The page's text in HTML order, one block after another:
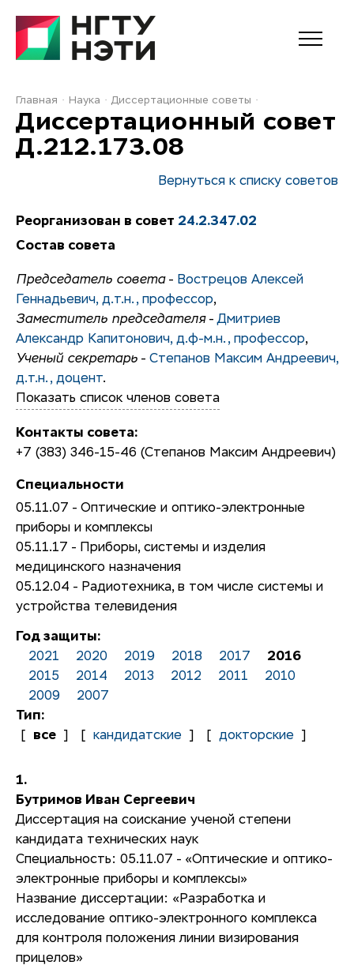
Главная Наука Диссертационные советы
Диссертационный совет
Д.212.173.08
Вернуться к списку советов
Реорганизован в совет 24.2.347.02
Состав совета
Председатель совета- Вострецов Алексей
Геннадьевич, д.т.н., профессор,
Заместитель председателя-Дмитриев
Александр Капитонович, д.ф-м.н., профессор,
Ученый секретарь - Степанов Максим Андреевич,
д.т.н., доцент.
Показать список членов совета
Контакты совета:
+7 (383) 346-15-46 (Степанов Максим Андреевич)
Специальности
05.11.07 - Оптические и оптико-электронные
приборы и комплексы
05.11.17 - Приборы, системы и изделия
медицинского назначения
05.12.04 - Радиотехника, в том числе системы и
устройства телевидения
Год защиты:
2021
2020 2019 2018 2017
2016
2015
2014 2013 2012 2011
2010
2009
2007
Тип:
все кандидатские докторские
Бутримов Иван Сергеевич
Диссертация на соискание ученой степени
кандидата технических наук
Специальность: 05.11.07 - «Оптические и оптико-
электронные приборы и комплексы»
Название диссертации: «Разработка и
исследование оптико-электронного комплекса
для контроля положения линии визирования
прицелов»